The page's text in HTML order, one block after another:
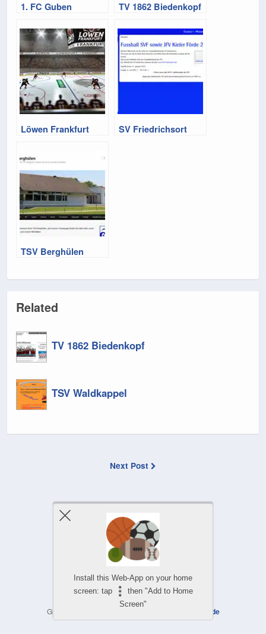
1. FC Guben TV 1862 Biedenkopf
Löwen Frankfurt SV Friedrichsort
TSV Berghülen
Related
TV 1862 Biedenkopf
TSV Waldkappel
Next Post
© Copyright byWettanbieterOnline.com
Glücksspiel kann süchtig machen, Hilfe unter bzga.de
Install this Web-App on your home
screen: tap
then "Add to Home
Screen"